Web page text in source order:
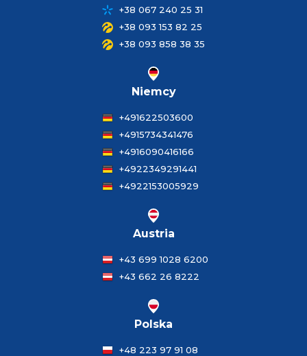
+38 067 240 25 31
+38 093 153 82 25
+38 093 858 38 35
Niemcy
+491622503600
+4915734341476
+4916090416166
+4922349291441
+4922153005929
Austria
+43 699 1028 6200
+43 662 26 8222
Polska
+48 223 97 91 08